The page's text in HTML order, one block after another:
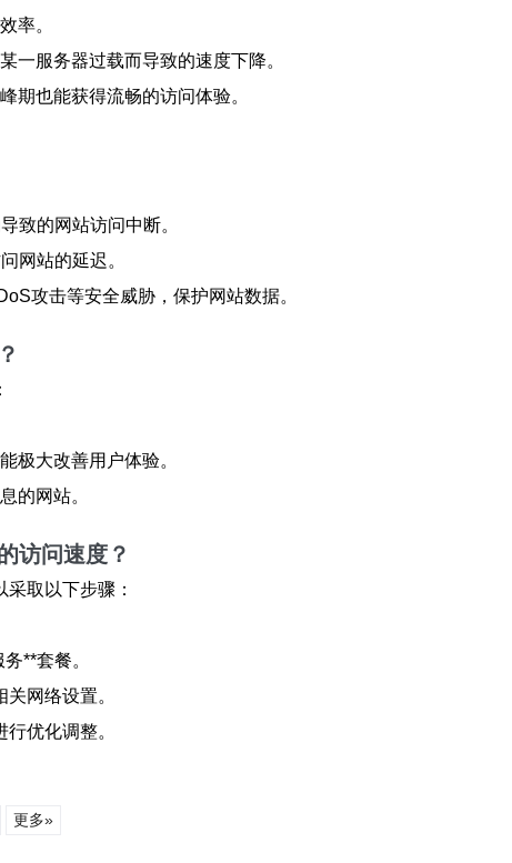
率。
一服务器过载而导致的速度下降。
期也能获得流畅的访问体验。
致的网站访问中断。
网站的延迟。
攻击等安全威胁，保护网站数据。
极大改善用户体验。
的网站。
访问速度？
取以下步骤：
**套餐。
网络设置。
优化调整。
更多»